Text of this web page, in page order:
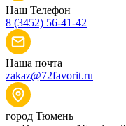
Наш Телефон
8 (3452) 56-41-42
Наша почта
zakaz@72favorit.ru
город Тюмень